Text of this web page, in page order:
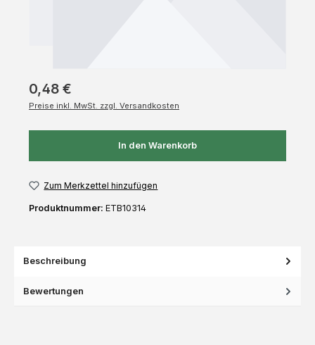
0,48 €
Preise inkl. MwSt. zzgl. Versandkosten
In den Warenkorb
Zum Merkzettel hinzufügen
Produktnummer: ETB10314
Beschreibung
Bewertungen